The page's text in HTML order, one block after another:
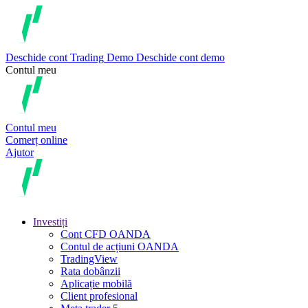
Deschide cont Trading Demo Deschide cont demo
Contul meu
Contul meu
Comerț online
Ajutor
Investiți
Cont CFD OANDA
Contul de acțiuni OANDA
TradingView
Rata dobânzii
Aplicație mobilă
Client profesional